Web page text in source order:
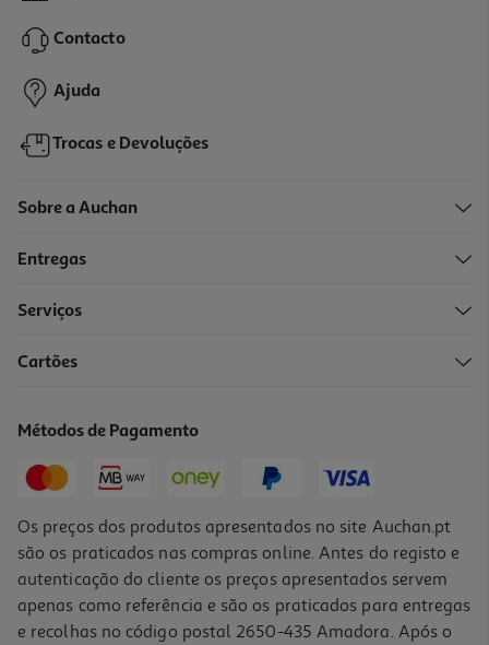
12,99 € PVP de editor
11,69 €
-10%
13,95 € PVP de editor
Contacto
Ajuda
Trocas e Devoluções
Sobre a Auchan
Entregas
Serviços
Cartões
Métodos de Pagamento
Os preços dos produtos apresentados no site Auchan.pt
são os praticados nas compras online. Antes do registo e
autenticação do cliente os preços apresentados servem
apenas como referência e são os praticados para entregas
e recolhas no código postal 2650-435 Amadora. Após o